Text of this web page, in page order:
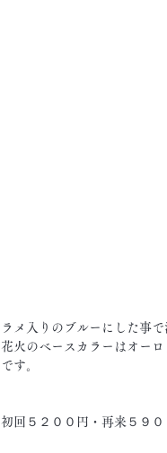
ラメ入りのブルーにした事
花火のベースカラーはオー
です。
初回５２００円・再来５９０